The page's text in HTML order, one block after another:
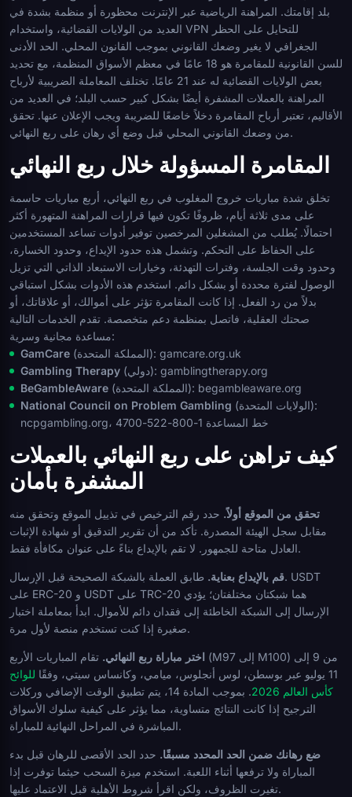
بلد إقامتك. المراهنة الرياضية عبر الإنترنت محظورة أو منظمة بشدة في
العديد من الولايات القضائية، واستخدام VPN للتحايل على الحظر
الجغرافي لا يغير وضعك القانوني بموجب القانون المحلي. الحد الأدنى
للسن القانونية للمقامرة هو 18 عامًا في معظم الأسواق المنظمة، مع تحديد
بعض الولايات القضائية له عند 21 عامًا. تختلف المعاملة الضريبية لأرباح
المراهنة بالعملات المشفرة أيضًا بشكل كبير حسب البلد؛ في العديد من
الأقاليم، تعتبر أرباح المقامرة دخلاً خاضعًا للضريبة ويجب الإعلان عنها. تحقق
من وضعك القانوني المحلي قبل وضع أي رهان على ربع النهائي.
المقامرة المسؤولة خلال ربع النهائي
تخلق شدة مباريات خروج المغلوب في ربع النهائي، أربع مباريات حاسمة
على مدى ثلاثة أيام، ظروفًا تكون فيها قرارات المراهنة المتهورة أكثر
احتمالًا. يُطلب من المشغلين المرخصين توفير أدوات تساعد المستخدمين
على الحفاظ على التحكم. وتشمل هذه حدود الإيداع، وحدود الخسارة،
وحدود وقت الجلسة، وفترات التهدئة، وخيارات الاستبعاد الذاتي التي تزيل
الوصول لفترة محددة أو بشكل دائم. استخدم هذه الأدوات بشكل استباقي
بدلاً من رد الفعل. إذا كانت المقامرة تؤثر على أموالك، أو علاقاتك، أو
صحتك العقلية، فاتصل بمنظمة دعم متخصصة. تقدم الخدمات التالية
مساعدة مجانية وسرية:
GamCare
(المملكة المتحدة): gamcare.org.uk
Gambling Therapy
(دولي): gamblingtherapy.org
BeGambleAware
(المملكة المتحدة): begambleaware.org
National Council on Problem Gambling (الولايات المتحدة):
ncpgambling.org، خط المساعدة 1-800-522-4700
كيف تراهن على ربع النهائي بالعملات
المشفرة بأمان
تحقق من الموقع أولاً. حدد رقم الترخيص في تذييل الموقع وتحقق منه
مقابل سجل الهيئة المصدرة. تأكد من أن تقرير التدقيق أو شهادة الإثبات
العادل متاحة للجمهور. لا تقم بالإيداع بناءً على عنوان مكافأة فقط.
قم بالإيداع بعناية. طابق العملة بالشبكة الصحيحة قبل الإرسال. USDT
على ERC-20 و USDT على TRC-20 هما شبكتان مختلفتان؛ يؤدي
الإرسال إلى الشبكة الخاطئة إلى فقدان دائم للأموال. ابدأ بمعاملة اختبار
صغيرة إذا كنت تستخدم منصة لأول مرة.
اختر مباراة ربع النهائي. تقام المباريات الأربع (M97 إلى M100) من 9 إلى
11 يوليو عبر بوسطن، لوس أنجلوس، ميامي، وكانساس سيتي، وفقًا
للوائح
كأس العالم 2026
. بموجب المادة 14، يتم تطبيق الوقت الإضافي وركلات
الترجيح إذا كانت النتائج متساوية، مما يؤثر على كيفية سلوك الأسواق
المباشرة في المراحل النهائية للمباراة.
ضع رهانك ضمن الحد المحدد مسبقًا. حدد الحد الأقصى للرهان قبل بدء
المباراة ولا ترفعها أثناء اللعبة. استخدم ميزة السحب حيثما توفرت إذا
تغيرت الظروف، ولكن اقرأ شروط الأهلية قبل الاعتماد عليها.